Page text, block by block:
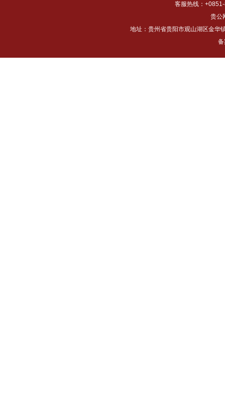
客服热线：
贵公
地址：贵州省贵阳市观山湖区金华